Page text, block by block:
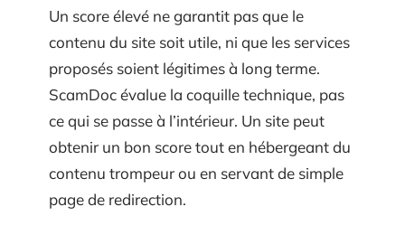
Un score élevé ne garantit pas que le
contenu du site soit utile, ni que les services
proposés soient légitimes à long terme.
ScamDoc évalue la coquille technique, pas
ce qui se passe à l’intérieur. Un site peut
obtenir un bon score tout en hébergeant du
contenu trompeur ou en servant de simple
page de redirection.